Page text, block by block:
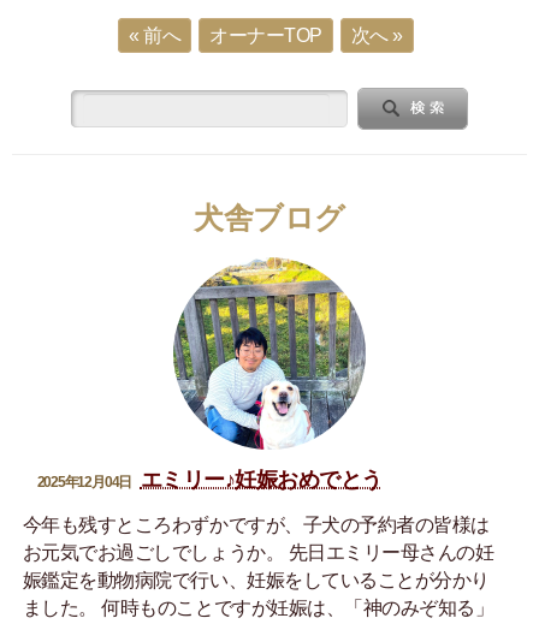
« 前へ オーナーTOP 次へ »
犬舎ブログ
2025年12月04日 エミリー♪妊娠おめでとう
今年も残すところわずかですが、子犬の予約者の皆様は
お元気でお過ごしでしょうか。 先日エミリー母さんの妊
娠鑑定を動物病院で行い、妊娠をしていることが分かり
ました。 何時ものことですが妊娠は、「神のみぞ知る」